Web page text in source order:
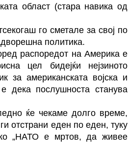
област (стара навика од
го сметале за свој по
политика.
распоредот на Америка е
цел бидејќи нејзиното
за американската војска и
дека послушноста станува
ќе чекаме долго време,
отстрани еден по еден, туку
„НАТО е мртов, да живее